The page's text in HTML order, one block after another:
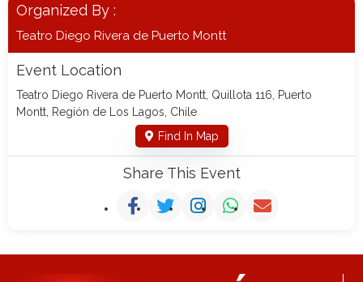
Organized By :
Teatro Diego Rivera de Puerto Montt
Event Location
Teatro Diego Rivera de Puerto Montt, Quillota 116, Puerto
Montt, Región de Los Lagos, Chile
Find In Map
Share This Event